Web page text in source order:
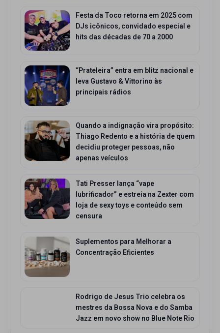
Festa da Toco retorna em 2025 com
DJs icônicos, convidado especial e
hits das décadas de 70 a 2000
“Prateleira” entra em blitz nacional e
leva Gustavo & Vittorino às
principais rádios
Quando a indignação vira propósito:
Thiago Redento e a história de quem
decidiu proteger pessoas, não
apenas veículos
Tati Presser lança “vape
lubrificador” e estreia na Zexter com
loja de sexy toys e conteúdo sem
censura
Suplementos para Melhorar a
Concentração Eficientes
Rodrigo de Jesus Trio celebra os
mestres da Bossa Nova e do Samba
Jazz em novo show no Blue Note Rio